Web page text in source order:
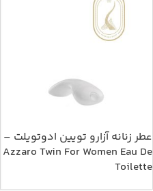
عطر زنانه آزارو تویین ادوتویلت –
Azzaro Twin For Women Eau De
Toilette